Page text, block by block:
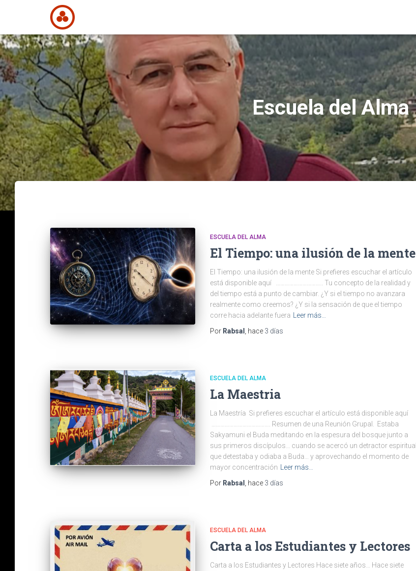
Escuela del Alma
ESCUELA DEL ALMA
El Tiempo: una ilusión de la mente
El Tiempo: una ilusión de la mente Si prefieres escuchar el artículo
está disponible aquí ………………………….. Tu concepto de la realidad y
del tiempo está a punto de cambiar. ¿Y si el tiempo no avanzara
realmente como creemos? ¿Y si la sensación de que el tiempo
corre hacia adelante fuera
Leer más…
Por Rabsal , hace 3 días
ESCUELA DEL ALMA
La Maestria
La Maestría Si prefieres escuchar el artículo está disponible aquí
…………………………………. Resumen de una Reunión Grupal. Estaba
Sakyamuni el Buda meditando en la espesura del bosque junto a
sus primeros discípulos… cuando se acercó un detractor espiritual
que detestaba y odiaba a Buda… y aprovechando el momento de
mayor concentración
Leer más…
Por Rabsal , hace 3 días
ESCUELA DEL ALMA
Carta a los Estudiantes y Lectores
Carta a los Estudiantes y Lectores Hace siete años… Hace siete